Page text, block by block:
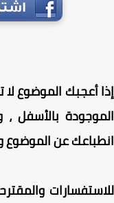
أعجبك الموضوع لا
بالأسفل ،
عن الموضوع